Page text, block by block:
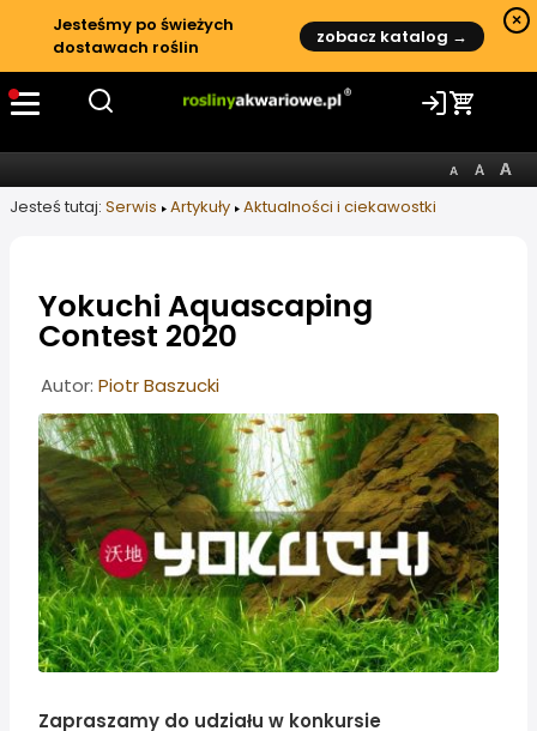
Jesteśmy po świeżych
dostawach roślin
zobacz katalog →
×
Jesteś tutaj: Serwis Artykuły Aktualności i ciekawostki
Yokuchi Aquascaping
Contest 2020
Informacje o artykule
Autor: Piotr Baszucki
Zapraszamy do udziału w konkursie